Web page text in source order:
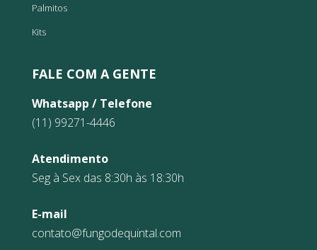
Palmitos
Kits
FALE COM A GENTE
Whatsapp / Telefone
(11) 99271-4446
Atendimento
Seg à Sex das 8:30h às 18:30h
E-mail
contato@fungodequintal.com